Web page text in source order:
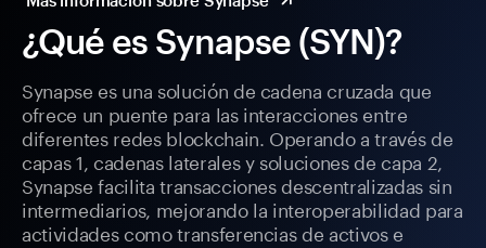
¿Qué es Synapse (SYN)?
Synapse es una solución de cadena cruzada que
ofrece un puente para las interacciones entre
diferentes redes blockchain. Operando a través de
capas 1, cadenas laterales y soluciones de capa 2,
Synapse facilita transacciones descentralizadas sin
intermediarios, mejorando la interoperabilidad para
actividades como transferencias de activos e